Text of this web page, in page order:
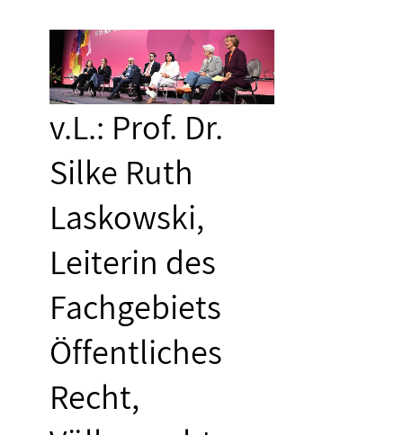
v.L.: Prof. Dr.
Silke Ruth
Laskowski,
Leiterin des
Fachgebiets
Öffentliches
Recht,